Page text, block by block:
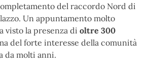
del raccordo Nord di
Un appuntamento molto
visto la presenza di oltre 300
del forte interesse della comunità
da molti anni.